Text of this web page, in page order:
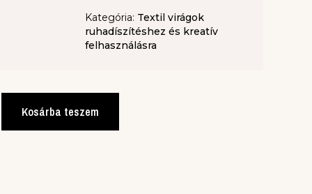
Kategória: Textil virágok
ruhadíszítéshez és kreatív
felhasználásra
Kosárba teszem